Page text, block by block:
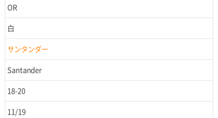
OR
白
サンタンダー
Santander
18-20
11/19